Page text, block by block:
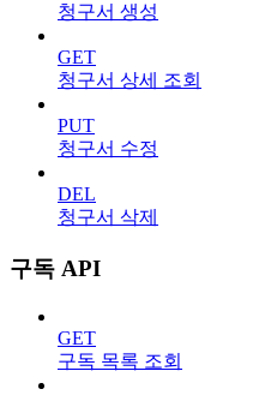
청구서 생성
GET
청구서 상세 조회
PUT
청구서 수정
DEL
청구서 삭제
구독 API
GET
구독 목록 조회